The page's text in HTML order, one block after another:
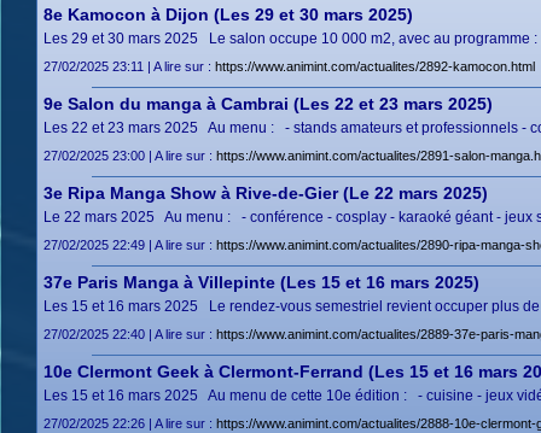
8e Kamocon à Dijon (Les 29 et 30 mars 2025)
Les 29 et 30 mars 2025 Le salon occupe 10 000 m2, avec au
27/02/2025 23:11 | A lire sur : https://www.animint.com/actualites/2892-kamocon.html
9e Salon du manga à Cambrai (Les 22 et 23 mars 2025)
Les 22 et 23 mars 2025 Au menu : - stands amateurs et professionnels -
27/02/2025 23:00 | A lire sur : https://www.animint.com/actualites/2891-salon-
3e Ripa Manga Show à Rive-de-Gier (Le 22 mars 2025)
Le 22 mars 2025 Au menu : - conférence - cosplay - karaoké géant - jeux
27/02/2025 22:49 | A lire sur : https://www.animint.com/actualites/2890-ripa-manga-
37e Paris Manga à Villepinte (Les 15 et 16 mars 2025)
Les 15 et 16 mars 2025 Le rendez-vous semestriel revient occuper plus
27/02/2025 22:40 | A lire sur : https://www.animint.com/actualites/2889-37e-paris-
10e Clermont Geek à Clermont-Ferrand (Les 15 et 16 mars
Les 15 et 16 mars 2025 Au menu de cette 10e édition : - cuisine - jeux
27/02/2025 22:26 | A lire sur : https://www.animint.com/actualites/2888-10e-clermont-